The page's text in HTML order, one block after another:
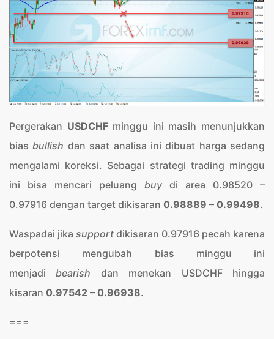
Pergerakan USDCHFminggu ini masih menunjukkan
biasbullish dan saat analisa ini dibuat harga sedang
mengalami koreksi. Sebagai strategi trading minggu
ini bisa mencari peluang buy di area 0.98520 –
0.97916 dengan target dikisaran 0.98889 – 0.99498.
Waspadai jika support dikisaran 0.97916 pecah karena
berpotensi mengubah bias minggu ini
menjadibearish dan menekan USDCHF hingga
kisaran 0.97542 – 0.96938.
===